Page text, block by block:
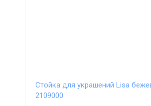
Стойка для украшений Lisa
2109000